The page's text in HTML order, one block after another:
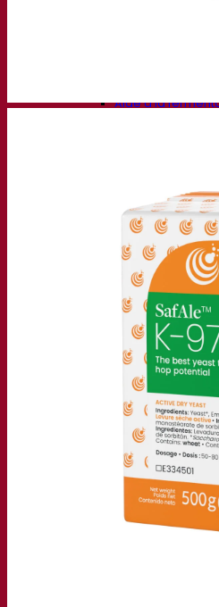
Aide à la
Autres boissons
Alcool base
Kvas
Sorgho
Café
Fermentis Academy
A propos de la
Centre de
Avis d’experts
FAQ
Vidéos
Enregistrements
Documentations
Pour la Bière
Pour le Vin
Pour les Spiritueux
App Fermentis
Application de
Nous trouver
Calendrier des